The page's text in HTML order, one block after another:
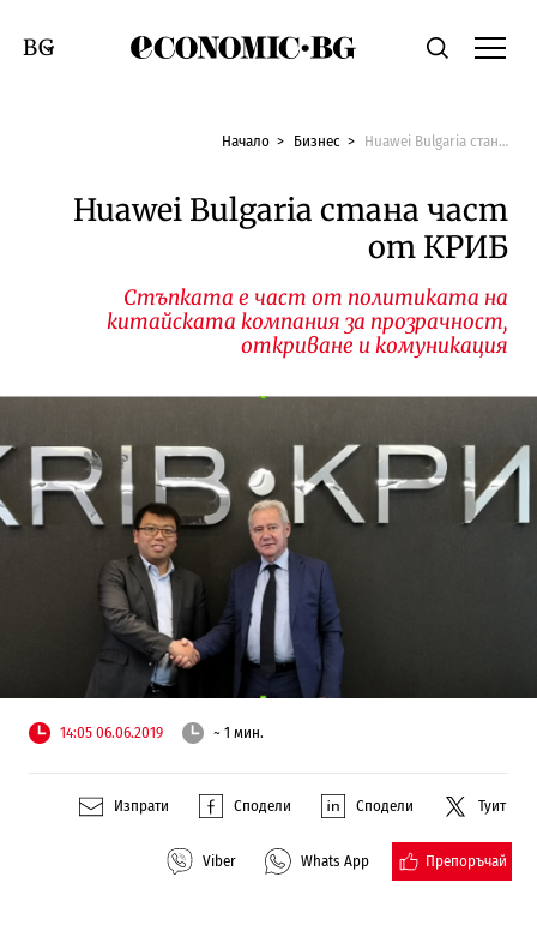
Economic.bgТърсене
Смяна на език
Начало Бизнес Huawei Bulgaria стана част от КРИБ
Huawei Bulgaria стана част
от КРИБ
Стъпката е част от политиката на
китайската компания за прозрачност,
откриване и комуникация
14:05 06.06.2019 ~ 1 мин.
Изпрати Сподели Сподели Туит
Viber Whats App Препоръчай